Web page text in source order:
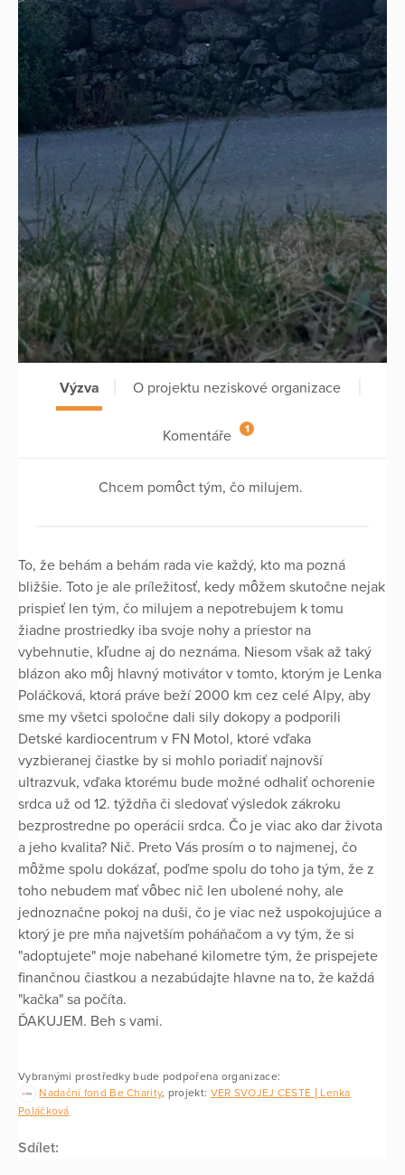
Výzva O projektu neziskové organizace
Komentáře 1
Chcem pomôct tým, čo milujem.
To, že behám a behám rada vie každý, kto ma pozná
bližšie. Toto je ale príležitosť, kedy môžem skutočne nejak
prispieť len tým, čo milujem a nepotrebujem k tomu
žiadne prostriedky iba svoje nohy a priestor na
vybehnutie, kľudne aj do neznáma. Niesom však až taký
blázon ako môj hlavný motivátor v tomto, ktorým je Lenka
Poláčková, ktorá práve beží 2000 km cez celé Alpy, aby
sme my všetci spoločne dali sily dokopy a podporili
Detské kardiocentrum v FN Motol, ktoré vďaka
vyzbieranej čiastke by si mohlo poriadiť najnovší
ultrazvuk, vďaka ktorému bude možné odhaliť ochorenie
srdca už od 12. týždňa či sledovať výsledok zákroku
bezprostredne po operácii srdca. Čo je viac ako dar života
a jeho kvalita? Nič. Preto Vás prosím o to najmenej, čo
môžme spolu dokázať, poďme spolu do toho ja tým, že z
toho nebudem mať vôbec nič len ubolené nohy, ale
jednoznačne pokoj na duši, čo je viac než uspokojujúce a
ktorý je pre mňa najvetším poháňačom a vy tým, že si
"adoptujete" moje nabehané kilometre tým, že prispejete
finančnou čiastkou a nezabúdajte hlavne na to, že každá
"kačka" sa počíta.
ĎAKUJEM. Beh s vami.
Vybranými prostředky bude podpořena organizace:
Nadační fond Be Charity, projekt: VER SVOJEJ CESTE | Lenka
Poláčková
Sdílet: